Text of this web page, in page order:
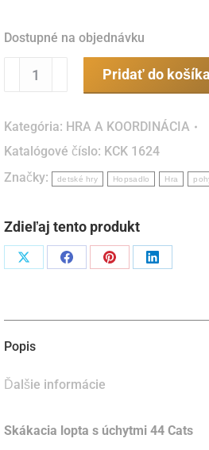
Dostupné na objednávku
množstvo
Skákacia
s
úchytmi
44
Pridať do košíka
Kategória: HRA A KOORDINÁCIA
Katalógové číslo: KCK 1624
Značky:
detské hry Hopsadlo Hra
Zdieľaj tento produkt
Podiel Podiel Podiel Podiel
Popis
Ďalšie informácie
Skákacia lopta s úchytmi 44 Cats